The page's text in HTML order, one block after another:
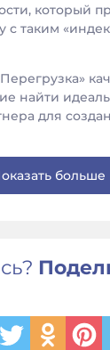
который
с таким
найти
для
больше